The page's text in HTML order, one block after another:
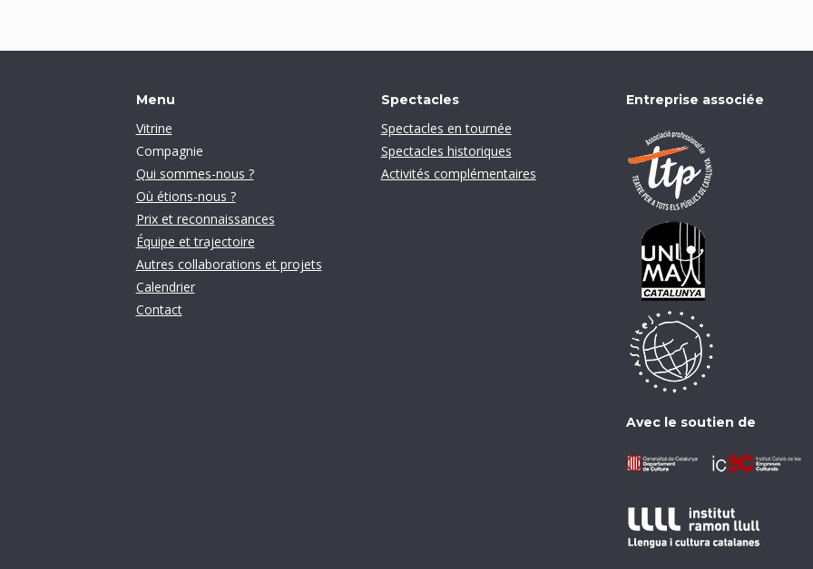
Menu
Vitrine
Compagnie
Qui sommes-nous ?
Où étions-nous ?
Prix ​​et reconnaissances
Équipe et trajectoire
Autres collaborations et projets
Calendrier
Contact
Spectacles
Spectacles en tournée
Spectacles historiques
Activités complémentaires
Entreprise associée
Avec le soutien de